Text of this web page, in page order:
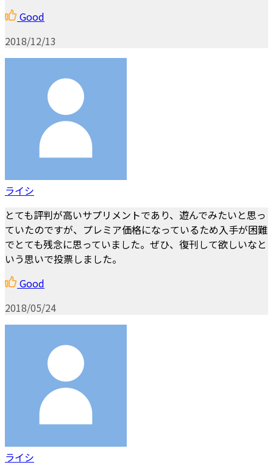
Good
2018/12/13
ライシ
とても評判が高いサプリメントであり、遊んでみたいと思っ
ていたのですが、プレミア価格になっているため入手が困難
でとても残念に思っていました。ぜひ、復刊して欲しいなと
いう思いで投票しました。
Good
2018/05/24
ライシ